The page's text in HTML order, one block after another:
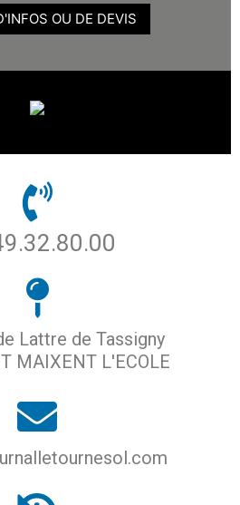
OU DE DEVIS
Lattre de Tassigny
MAIXENT L'ECOLE